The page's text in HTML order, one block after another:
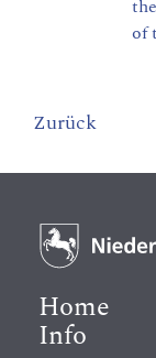
of
Zurück
Home
Info